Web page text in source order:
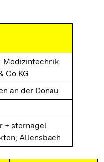
Medizintechnik
Co.KG
an der Donau
+ sternagel
Allensbach